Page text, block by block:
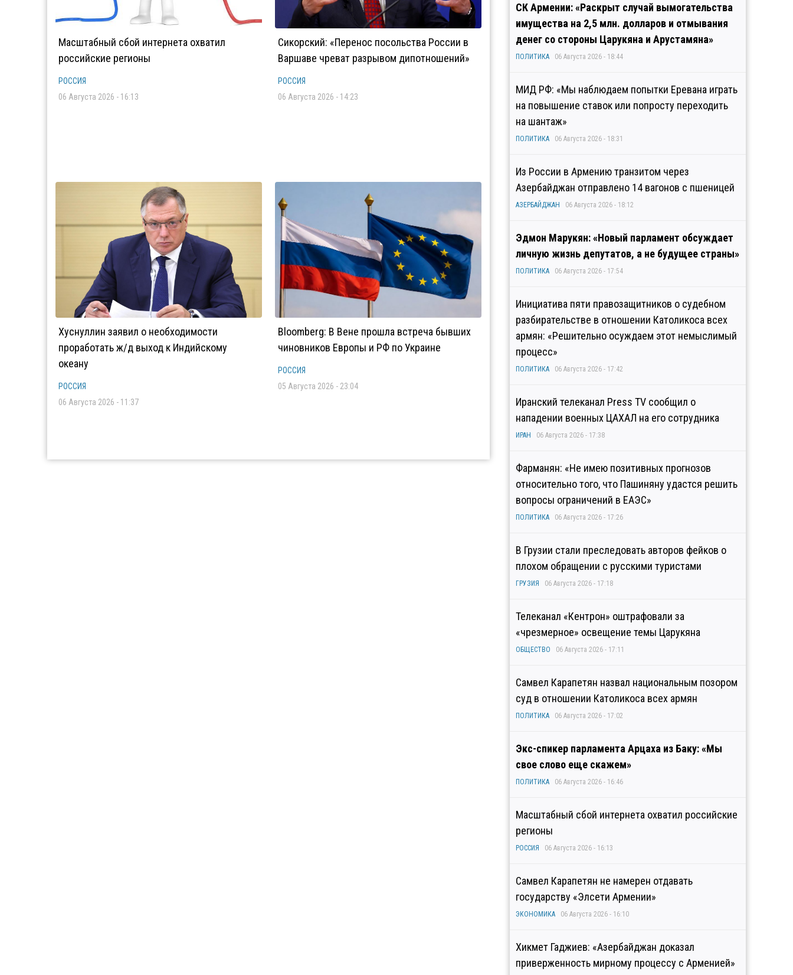
Масштабный сбой интернета охватил
российские регионы
РОССИЯ
06 Августа 2026 - 16:13
Сикорский: «Перенос посольства России в
Варшаве чреват разрывом дипотношений»
РОССИЯ
06 Августа 2026 - 14:23
Хуснуллин заявил о необходимости
проработать ж/д выход к Индийскому
океану
РОССИЯ
06 Августа 2026 - 11:37
Bloomberg: В Вене прошла встреча бывших
чиновников Европы и РФ по Украине
РОССИЯ
05 Августа 2026 - 23:04
СК Армении: «Раскрыт случай вымогательства
имущества на 2,5 млн. долларов и отмывания
денег со стороны Царукяна и Арустамяна»
ПОЛИТИКА 06 Августа 2026 - 18:44
МИД РФ: «Мы наблюдаем попытки Еревана играть
на повышение ставок или попросту переходить
на шантаж»
ПОЛИТИКА 06 Августа 2026 - 18:31
Из России в Армению транзитом через
Азербайджан отправлено 14 вагонов с пшеницей
АЗЕРБАЙДЖАН 06 Августа 2026 - 18:12
Эдмон Марукян: «Новый парламент обсуждает
личную жизнь депутатов, а не будущее страны»
ПОЛИТИКА 06 Августа 2026 - 17:54
Инициатива пяти правозащитников о судебном
разбирательстве в отношении Католикоса всех
армян: «Решительно осуждаем этот немыслимый
процесс»
ПОЛИТИКА 06 Августа 2026 - 17:42
Иранский телеканал Press TV сообщил о
нападении военных ЦАХАЛ на его сотрудника
ИРАН 06 Августа 2026 - 17:38
Фарманян: «Не имею позитивных прогнозов
относительно того, что Пашиняну удастся решить
вопросы ограничений в ЕАЭС»
ПОЛИТИКА 06 Августа 2026 - 17:26
В Грузии стали преследовать авторов фейков о
плохом обращении с русскими туристами
ГРУЗИЯ 06 Августа 2026 - 17:18
Телеканал «Кентрон» оштрафовали за
«чрезмерное» освещение темы Царукяна
ОБЩЕСТВО 06 Августа 2026 - 17:11
Самвел Карапетян назвал национальным позором
суд в отношении Католикоса всех армян
ПОЛИТИКА 06 Августа 2026 - 17:02
Экс-спикер парламента Арцаха из Баку: «Мы
свое слово еще скажем»
ПОЛИТИКА 06 Августа 2026 - 16:46
Масштабный сбой интернета охватил российские
регионы
РОССИЯ 06 Августа 2026 - 16:13
Самвел Карапетян не намерен отдавать
государству «Элсети Армении»
ЭКОНОМИКА 06 Августа 2026 - 16:10
Хикмет Гаджиев: «Азербайджан доказал
приверженность мирному процессу с Арменией»